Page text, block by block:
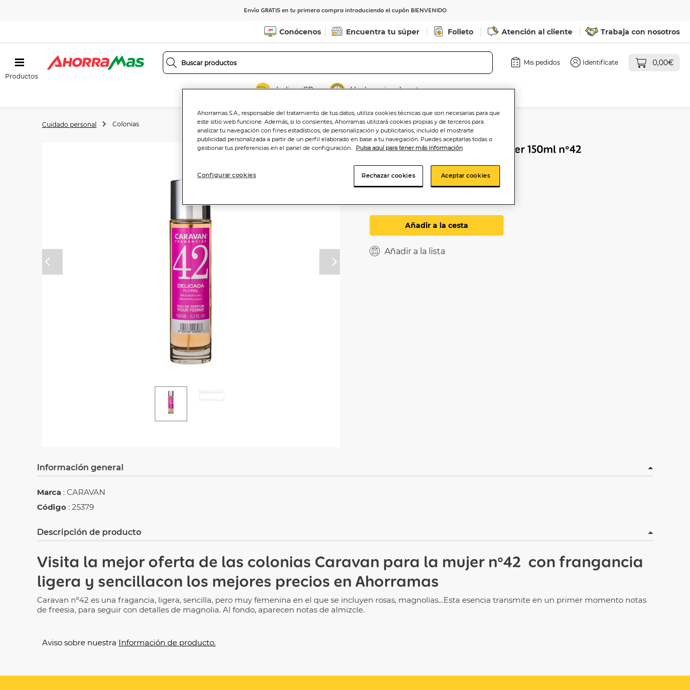
Envío GRATIS en tu primera compra introduciendo el cupón BIENVENIDO
Conócenos Encuentra tu súper Folleto Atención al cliente Trabaja con nosotros
Productos
Mis pedidos Identifícate 0,00€
Indicar CP Ver horarios de entrega
Cuidado personal Colonias
Anterior
Eau de toilette Caravan mujer 150ml nº42
10,95€
Añadir a la cesta
Añadir a la lista
Información general
Marca : CARAVAN
Código : 25379
Descripción de producto
Visita la mejor oferta de las colonias Caravan para la mujer nº42 con frangancia
ligera y sencillacon los mejores precios en Ahorramas
Caravan nº42 es una fragancia, ligera, sencilla, pero muy femenina en el que se incluyen rosas, magnolias…Esta esencia transmite en un primer momento notas
de freesia, para seguir con detalles de magnolia. Al fondo, aparecen notas de almizcle.
Aviso sobre nuestra Información de producto.
Ahorramas S.A., responsable del tratamiento de tus datos, utiliza cookies técnicas que son necesarias para que
este sitio web funcione. Además, si lo consientes, Ahorramas utilizará cookies propias y de terceros para
analizar tu navegación con fines estadísticos, de personalización y publicitarios, incluido el mostrarte
publicidad personalizada a partir de un perfil elaborado en base a tu navegación. Puedes aceptarlas todas o
gestionar tus preferencias en el panel de configuración.
Pulsa aquí para tener más información
Configurar cookies Rechazar cookies Aceptar cookies